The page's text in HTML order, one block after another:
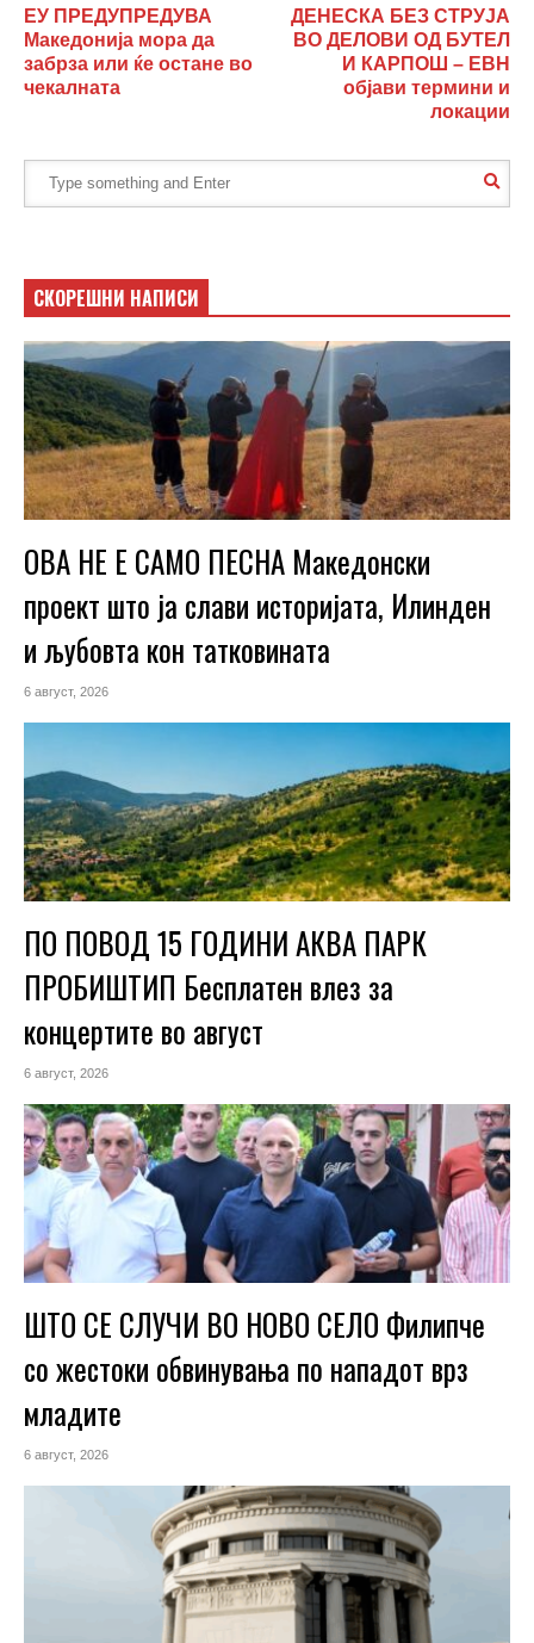
ЕУ ПРЕДУПРЕДУВА
Македонија мора да
забрза или ќе остане во
чекалната
ДЕНЕСКА БЕЗ СТРУЈА
ВО ДЕЛОВИ ОД БУТЕЛ
И КАРПОШ – ЕВН
објави термини и
локации
СКОРЕШНИ НАПИСИ
ОВА НЕ Е САМО ПЕСНА Македонски
проект што ја слави историјата, Илинден
и љубовта кон татковината
6 август, 2026
ПО ПОВОД 15 ГОДИНИ АКВА ПАРК
ПРОБИШТИП Бесплатен влез за
концертите во август
6 август, 2026
ШТО СЕ СЛУЧИ ВО НОВО СЕЛО Филипче
со жестоки обвинувања по нападот врз
младите
6 август, 2026